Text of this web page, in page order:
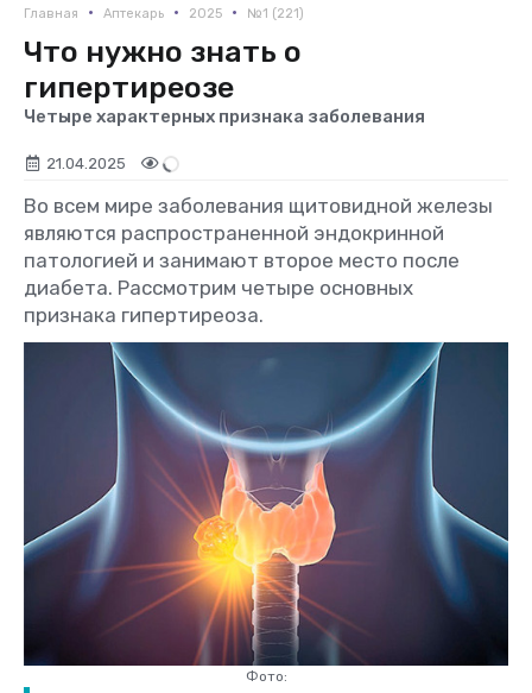
Главная • Аптекарь • 2025 • №1 (221)
Что нужно знать о
гипертиреозе
Четыре характерных признака заболевания
21.04.2025
Во всем мире заболевания щитовидной железы
являются распространенной эндокринной
патологией и занимают второе место после
диабета. Рассмотрим четыре основных
признака гипертиреоза.
Фото: